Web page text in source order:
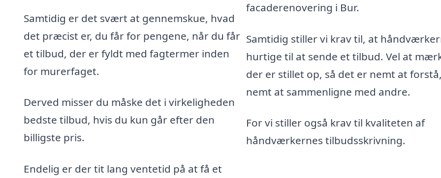
Samtidig er det svært at gennemskue, hvad
det præcist er, du får for pengene, når du får
et tilbud, der er fyldt med fagtermer inden
for murerfaget.
Derved misser du måske det i virkeligheden
bedste tilbud, hvis du kun går efter den
billigste pris.
Endelig er der tit lang ventetid på at få et
facaderenovering i Bur.
Samtidig stiller vi krav til, at
hurtige til at sende et tilbud. Vel at
der er stillet op, så det er nemt at
nemt at sammenligne med andre.
For vi stiller også krav til kvaliteten af
håndværkernes tilbudsskrivning.